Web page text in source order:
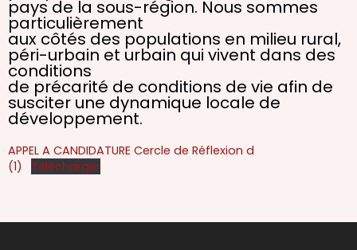
pays de la sous-région. Nous sommes
particulièrement
aux côtés des populations en milieu rural,
péri-urbain et urbain qui vivent dans des
conditions
de précarité de conditions de vie afin de
susciter une dynamique locale de
développement.
APPEL A CANDIDATURE Cercle de Réflexion d
(1)
Télécharger